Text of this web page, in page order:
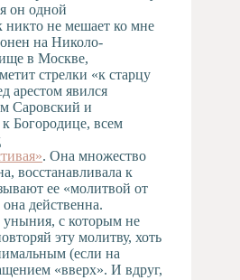
он одной
никто не мешает ко мне
на Николо-
в Москве,
стрелки «к старцу
арестом явился
Саровский и
Богородице, всем
. Она множество
восстанавливала к
ее «молитвой от
действенна.
уныния, с которым не
эту молитву, хоть
(если на
«вверх». И вдруг,